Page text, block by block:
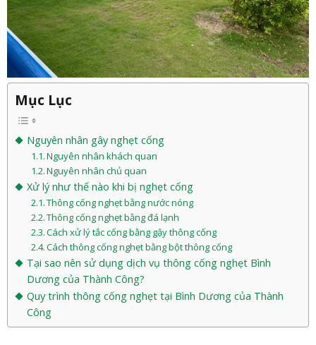
Mục Lục
Nguyên nhân gây nghẹt cống
Nguyên nhân khách quan
Nguyên nhân chủ quan
Xử lý như thế nào khi bị nghẹt cống
Thông cống nghẹt bằng nước nóng
Thông cống nghẹt bằng đá lạnh
Cách xử lý tắc cống bằng gậy thông cống
Cách thông cống nghẹt bằng bột thông cống
Tại sao nên sử dụng dịch vụ thông cống nghẹt Bình
Dương của Thành Công?
Quy trình thông cống nghẹt tại Bình Dương của Thành
Công